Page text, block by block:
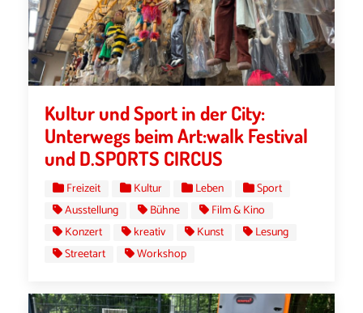
Kultur und Sport in der City:
Unterwegs beim Art:walk Festival
und D.SPORTS CIRCUS
Freizeit Kultur Leben
Sport
Ausstellung
Bühne
Film & Kino
Konzert
kreativ Kunst
Lesung
Streetart
Workshop